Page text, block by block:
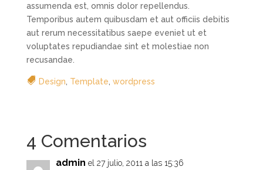
assumenda est, omnis dolor repellendus.
Temporibus autem quibusdam et aut officiis debitis
aut rerum necessitatibus saepe eveniet ut et
voluptates repudiandae sint et molestiae non
recusandae.
Design Template wordpress
4 Comentarios
admin el 27 julio, 2011 a las 15:36